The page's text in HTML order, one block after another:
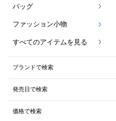
バッグ
ファッション小物
すべてのアイテムを見る
ブランドで検索
発売日で検索
価格で検索